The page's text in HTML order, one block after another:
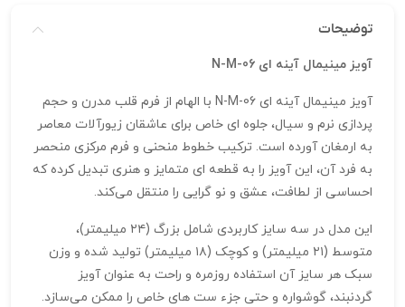
توضیحات
آویز مینیمال آینه ای N-M-06
آویز مینیمال آینه‌ ای N-M-06 با الهام از فرم قلب مدرن و حجم‌
پردازی نرم و سیال، جلوه‌ ای خاص برای عاشقان زیورآلات معاصر
به ارمغان آورده است. ترکیب خطوط منحنی و فرم مرکزی منحصر
به فرد آن، این آویز را به قطعه‌ ای متمایز و هنری تبدیل کرده که
احساسی از لطافت، عشق و نو گرایی را منتقل می‌کند.
این مدل در سه سایز کاربردی شامل بزرگ (۲۴ میلیمتر)،
متوسط (۲۱ میلیمتر) و کوچک (۱۸ میلیمتر) تولید شده و وزن
سبک هر سایز آن استفاده روزمره و راحت به عنوان آویز
گردنبند، گوشواره و حتی جزء ست‌ های خاص را ممکن می‌سازد.